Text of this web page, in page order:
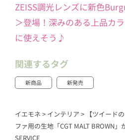
ZEISS調光レンズに新色
＞登場！深みのある上品カ
に使えそう♪
関連するタグ
新商品 新発売
イエモネ > インテリア > 【ツイード
ファ用の生地「CGT MALT BROWN」
SERVICE